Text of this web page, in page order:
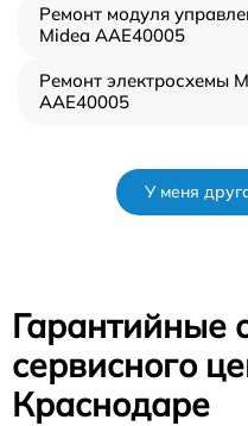
Ремонт модуля
Midea AAE40005
Ремонт электросхемы
AAE40005
У меня
Гарантийные
сервисного
Краснодаре